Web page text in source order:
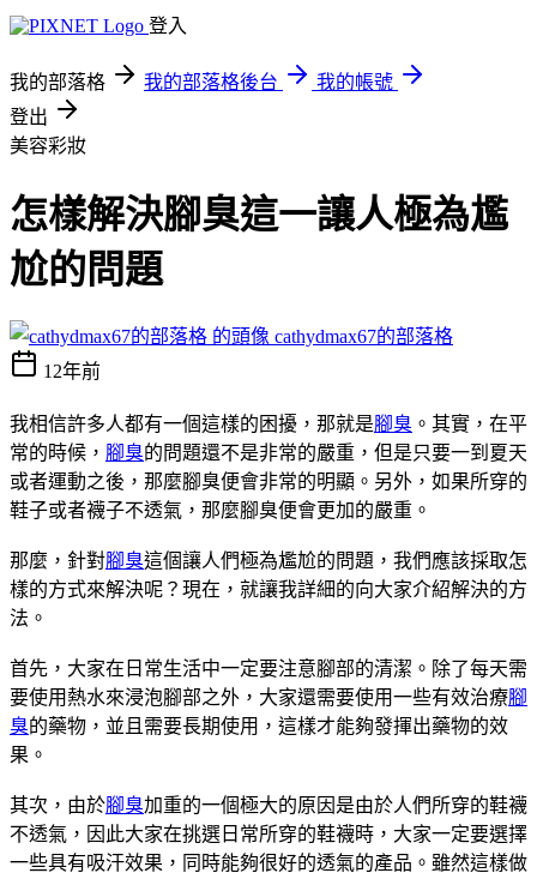
登入
我的部落格 我的部落格後台
我的帳號
登出
美容彩妝
怎樣解決腳臭這一讓人極為尷
尬的問題
cathydmax67的部落格
12年前
我相信許多人都有一個這樣的困擾，那就是腳臭 。其實，在平
常的時候， 腳臭的問題還不是非常的嚴重，但是只要一到夏天
或者運動之後，那麼腳臭便會非常的明顯。另外，如果所穿的
鞋子或者襪子不透氣，那麼腳臭便會更加的嚴重。
那麼，針對腳臭這個讓人們極為尷尬的問題，我們應該採取怎
樣的方式來解決呢？現在，就讓我詳細的向大家介紹解決的方
法。
首先，大家在日常生活中一定要注意腳部的清潔。除了每天需
要使用熱水來浸泡腳部之外，大家還需要使用一些有效治療腳
臭的藥物，並且需要長期使用，這樣才能夠發揮出藥物的效
果。
其次，由於腳臭加重的一個極大的原因是由於人們所穿的鞋襪
不透氣，因此大家在挑選日常所穿的鞋襪時，大家一定要選擇
一些具有吸汗效果，同時能夠很好的透氣的產品。雖然這樣做